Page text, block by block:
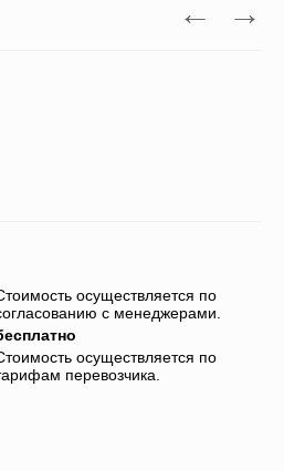
осуществляется по
с менеджерами.
осуществляется по
перевозчика.